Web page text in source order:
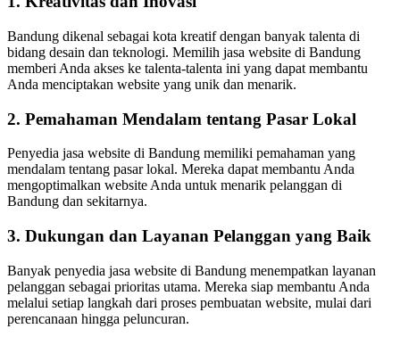
Bandung dikenal sebagai kota kreatif dengan banyak talenta di
bidang desain dan teknologi. Memilih jasa website di Bandung
memberi Anda akses ke talenta-talenta ini yang dapat membantu
Anda menciptakan website yang unik dan menarik.
2. Pemahaman Mendalam tentang Pasar Lokal
Penyedia jasa website di Bandung memiliki pemahaman yang
mendalam tentang pasar lokal. Mereka dapat membantu Anda
mengoptimalkan website Anda untuk menarik pelanggan di
Bandung dan sekitarnya.
3. Dukungan dan Layanan Pelanggan yang Baik
Banyak penyedia jasa website di Bandung menempatkan layanan
pelanggan sebagai prioritas utama. Mereka siap membantu Anda
melalui setiap langkah dari proses pembuatan website, mulai dari
perencanaan hingga peluncuran.